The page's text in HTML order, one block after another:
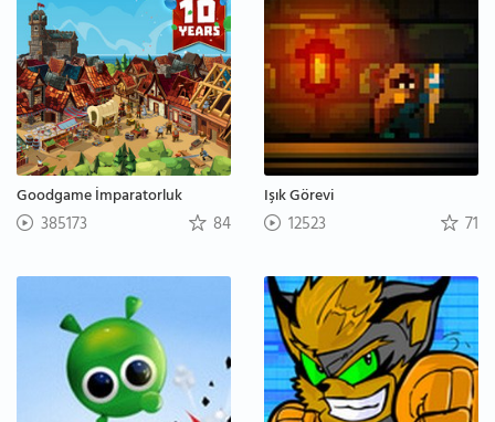
Goodgame İmparatorluk
385173 84
Işık Görevi
12523 71